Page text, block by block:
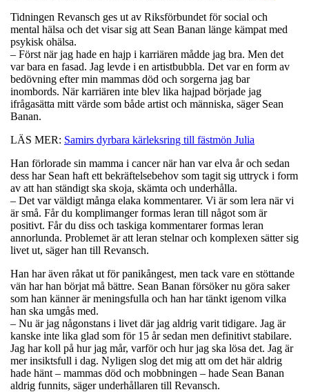
Tidningen Revansch ges ut av Riksförbundet för social och
mental hälsa och det visar sig att Sean Banan länge kämpat med
psykisk ohälsa.
– Först när jag hade en hajp i karriären mådde jag bra. Men det
var bara en fasad. Jag levde i en artistbubbla. Det var en form av
bedövning efter min mammas död och sorgerna jag bar
inombords. När karriären inte blev lika hajpad började jag
ifrågasätta mitt värde som både artist och människa, säger Sean
Banan.
LÄS MER: Samirs dyrbara kärleksring till fästmön Julia
Han förlorade sin mamma i cancer när han var elva år och sedan
dess har Sean haft ett bekräftelsebehov som tagit sig uttryck i form
av att han ständigt ska skoja, skämta och underhålla.
– Det var väldigt många elaka kommentarer. Vi är som lera när vi
är små. Får du komplimanger formas leran till något som är
positivt. Får du diss och taskiga kommentarer formas leran
annorlunda. Problemet är att leran stelnar och komplexen sätter sig
livet ut, säger han till Revansch.
Han har även råkat ut för panikångest, men tack vare en stöttande
vän har han börjat må bättre. Sean Banan försöker nu göra saker
som han känner är meningsfulla och han har tänkt igenom vilka
han ska umgås med.
– Nu är jag någonstans i livet där jag aldrig varit tidigare. Jag är
kanske inte lika glad som för 15 år sedan men definitivt stabilare.
Jag har koll på hur jag mår, varför och hur jag ska lösa det. Jag är
mer insiktsfull i dag. Nyligen slog det mig att om det här aldrig
hade hänt – mammas död och mobbningen – hade Sean Banan
aldrig funnits, säger underhållaren till Revansch.